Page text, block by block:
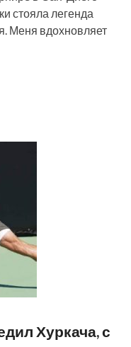
стояла легенда
Меня вдохновляет
Хуркача, с